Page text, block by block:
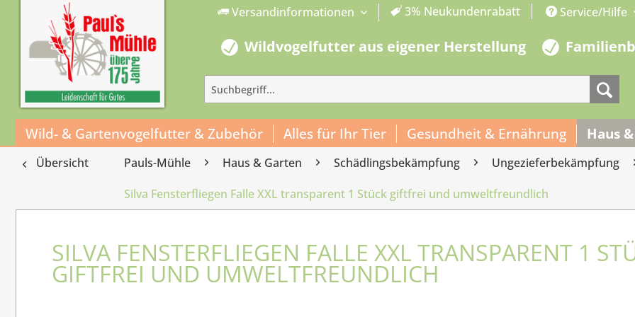
Versandinformationen 3% Neukundenrabatt Service/Hilfe
Wildvogelfutter aus eigener Herstellung
Wild- & Gartenvogelfutter & Zubehör Alles für Ihr Tier Gesundheit & Ernährung Haus
Übersicht Pauls-Mühle Haus & Garten Schädlingsbekämpfung Ungezieferbekämpfung
Silva Fensterfliegen Falle XXL transparent 1 Stück giftfrei und umweltfreundlich
SILVA FENSTERFLIEGEN FALLE XXL TRANSPARENT 1
GIFTFREI UND UMWELTFREUNDLICH